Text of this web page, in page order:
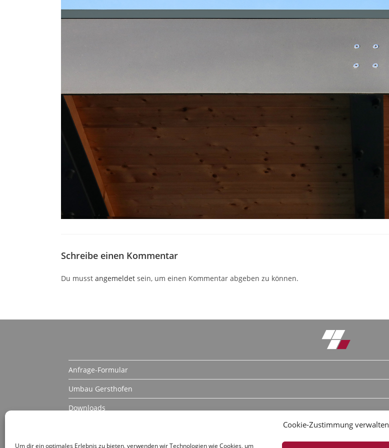
Cookie-Zustimmung verwalten
Um dir ein optimales Erlebnis zu bieten, verwenden wir Technologien wie Cookies, um
Schreibe einen Kommentar
Du musst angemeldet sein, um einen Kommentar abgeben zu können.
Anfrage-Formular
Umbau Gersthofen
Downloads
Kontakt